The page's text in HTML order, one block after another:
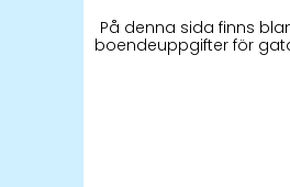
På denna sida finns
boendeuppgifter för